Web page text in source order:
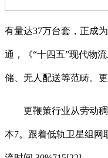
有量达37万台套，正成
通，《“十四五”现代物
储、无人配送等范畴。
更鞭策行业从劳动稠
本7。跟着低轨卫星组网